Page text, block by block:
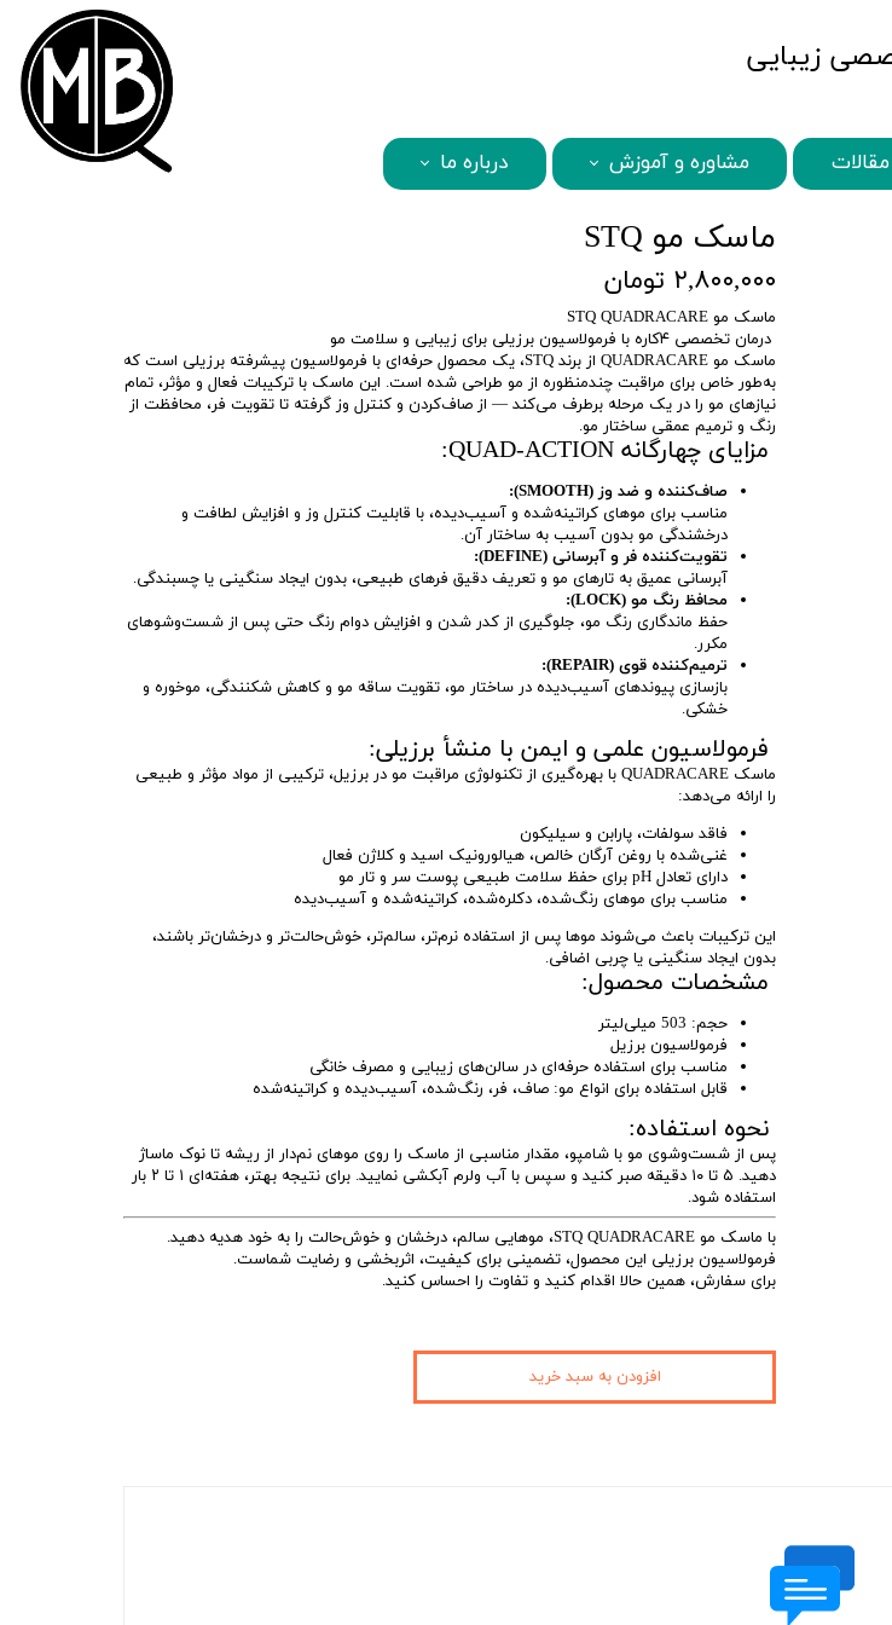
مقالات مشاوره و آموزش درباره ما
ماسک مو STQ
۲,۸۰۰,۰۰۰ تومان
ماسک مو STQ QUADRACARE
درمان تخصصی ۴‌کاره با فرمولاسیون برزیلی برای زیبایی و سلامت مو
ماسک مو QUADRACARE از برند STQ، یک محصول حرفه‌ای با فرمولاسیون پیشرفته برزیلی است که
به‌طور خاص برای مراقبت چندمنظوره از مو طراحی شده است. این ماسک با ترکیبات فعال و مؤثر، تمام
نیازهای مو را در یک مرحله برطرف می‌کند — از صاف‌کردن و کنترل وز گرفته تا تقویت فر، محافظت از
رنگ و ترمیم عمقی ساختار مو.
مزایای چهارگانه QUAD-ACTION:
صاف‌کننده و ضد وز (SMOOTH):
مناسب برای موهای کراتینه‌شده و آسیب‌دیده، با قابلیت کنترل وز و افزایش لطافت و
درخشندگی مو بدون آسیب به ساختار آن.
تقویت‌کننده فر و آبرسانی (DEFINE):
آبرسانی عمیق به تارهای مو و تعریف دقیق فرهای طبیعی، بدون ایجاد سنگینی یا چسبندگی.
محافظ رنگ مو (LOCK):
حفظ ماندگاری رنگ مو، جلوگیری از کدر شدن و افزایش دوام رنگ حتی پس از شست‌وشوهای
مکرر.
ترمیم‌کننده قوی (REPAIR):
بازسازی پیوندهای آسیب‌دیده در ساختار مو، تقویت ساقه مو و کاهش شکنندگی، موخوره و
خشکی.
فرمولاسیون علمی و ایمن با منشأ برزیلی:
ماسک QUADRACARE با بهره‌گیری از تکنولوژی مراقبت مو در برزیل، ترکیبی از مواد مؤثر و طبیعی
را ارائه می‌دهد:
فاقد سولفات، پارابن و سیلیکون
غنی‌شده با روغن آرگان خالص، هیالورونیک اسید و کلاژن فعال
دارای تعادل pH برای حفظ سلامت طبیعی پوست سر و تار مو
مناسب برای موهای رنگ‌شده، دکلره‌شده، کراتینه‌شده و آسیب‌دیده
این ترکیبات باعث می‌شوند موها پس از استفاده نرم‌تر، سالم‌تر، خوش‌حالت‌تر و درخشان‌تر باشند،
بدون ایجاد سنگینی یا چربی اضافی.
مشخصات محصول:
حجم: 503 میلی‌لیتر
فرمولاسیون برزیل
مناسب برای استفاده حرفه‌ای در سالن‌های زیبایی و مصرف خانگی
قابل استفاده برای انواع مو: صاف، فر، رنگ‌شده، آسیب‌دیده و کراتینه‌شده
نحوه استفاده:
پس از شست‌وشوی مو با شامپو، مقدار مناسبی از ماسک را روی موهای نم‌دار از ریشه تا نوک ماساژ
دهید. ۵ تا ۱۰ دقیقه صبر کنید و سپس با آب ولرم آبکشی نمایید. برای نتیجه بهتر، هفته‌ای ۱ تا ۲ بار
استفاده شود.
با ماسک مو STQ QUADRACARE، موهایی سالم، درخشان و خوش‌حالت را به خود هدیه دهید.
فرمولاسیون برزیلی این محصول، تضمینی برای کیفیت، اثربخشی و رضایت شماست.
برای سفارش، همین حالا اقدام کنید و تفاوت را احساس کنید.
افزودن به سبد خرید